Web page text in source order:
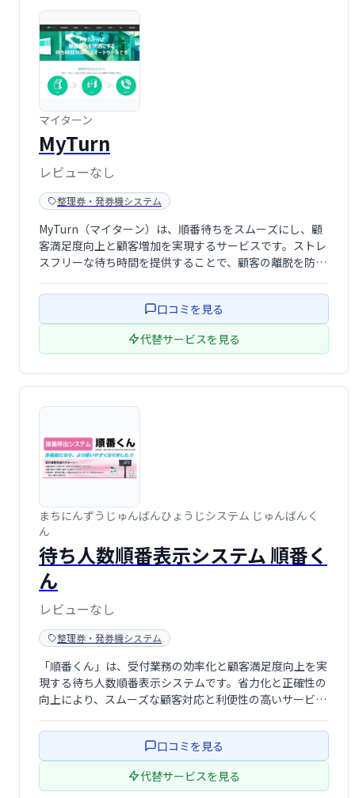
マイターン
MyTurn
レビューなし
整理券・発券機システム
MyTurn（マイターン）は、順番待ちをスムーズにし、顧
客満足度向上と顧客増加を実現するサービスです。ストレ
スフリーな待ち時間を提供することで、顧客の離脱を防
で、あなたのビジネスを成長へと導きます。
口コミを見る
代替サービスを見る
まちにんずうじゅんばんひょうじシステム じゅんばんく
ん
待ち人数順番表示システム 順番く
ん
レビューなし
整理券・発券機システム
「順番くん」は、受付業務の効率化と顧客満足度向上を実
現する待ち人数順番表示システムです。省力化と正確性の
向上により、スムーズな顧客対応と利便性の高いサービス
き、ストレスフリーな待ち時間を過ごせます。
口コミを見る
代替サービスを見る